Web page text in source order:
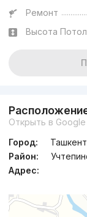
Ремонт
Высота
Открыть в
Город:
Ташкент
Район:
Адрес: